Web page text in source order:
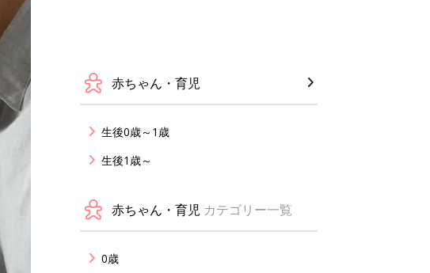
赤ちゃん・育児
生後0歳～1歳
生後1歳～
赤ちゃん・育児 カテゴリー一覧
0歳